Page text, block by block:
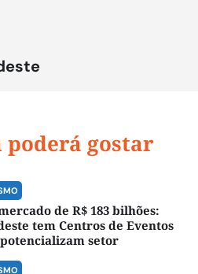
poderá gostar
de R$ 183 bilhões:
tem Centros de Eventos
setor